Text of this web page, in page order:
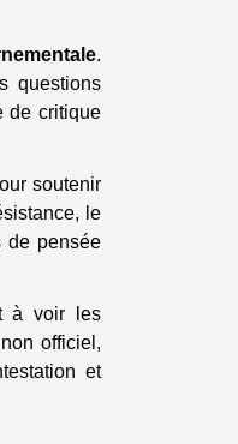
.
questions
de critique
soutenir
le
de pensée
à voir les
officiel,
et